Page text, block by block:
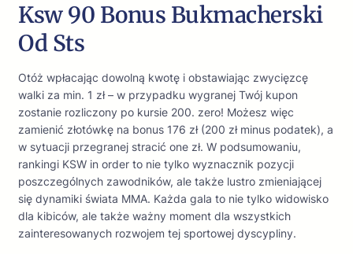
Ksw 90 Bonus Bukmacherski
Od Sts
Otóż wpłacając dowolną kwotę i obstawiając zwycięzcę
walki za min. 1 zł – w przypadku wygranej Twój kupon
zostanie rozliczony po kursie 200. zero! Możesz więc
zamienić złotówkę na bonus 176 zł (200 zł minus podatek), a
w sytuacji przegranej stracić one zł. W podsumowaniu,
rankingi KSW in order to nie tylko wyznacznik pozycji
poszczególnych zawodników, ale także lustro zmieniającej
się dynamiki świata MMA. Każda gala to nie tylko widowisko
dla kibiców, ale także ważny moment dla wszystkich
zainteresowanych rozwojem tej sportowej dyscypliny.